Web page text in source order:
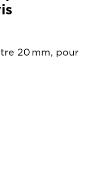
20 mm, pour